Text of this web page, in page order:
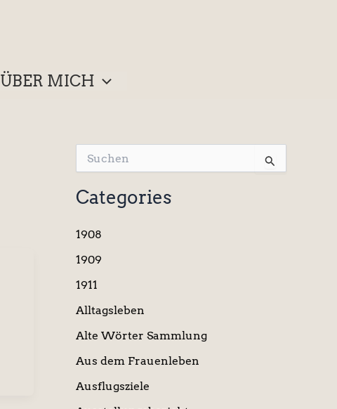
ÜBER MICH
u
c
h
n
a
h
Categories
1908
1909
1911
Alltagsleben
Alte Wörter Sammlung
Aus dem Frauenleben
Ausflugsziele